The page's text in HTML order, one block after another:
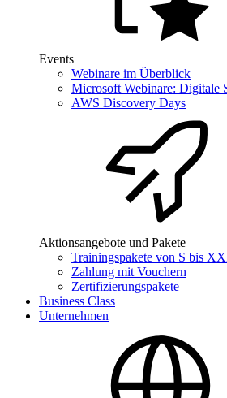
Events
Webinare im Überblick
Microsoft Webinare: Digitale
AWS Discovery Days
Aktionsangebote und Pakete
Trainingspakete von S bis
Zahlung mit Vouchern
Zertifizierungspakete
Business Class
Unternehmen